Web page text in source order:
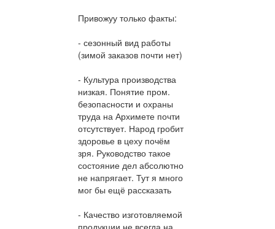
Привожуу только факты:
- сезонный вид работы
(зимой заказов почти нет)
- Культура производства
низкая. Понятие пром.
безопасности и охраны
труда на Архимете почти
отсутствует. Народ гробит
здоровье в цеху почём
зря. Руководство такое
состояние дел абсолютно
не напрягает. Тут я много
мог бы ещё рассказать
- Качество изготовляемой
продукции не всегда на